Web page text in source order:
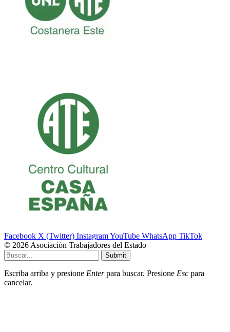
Facebook X (Twitter) InstagramYouTube WhatsApp TikTok
© 2026 Asociación Trabajadores del Estado
Submit
Escriba arriba y presione Enterpara buscar. Presione Esc para
cancelar.